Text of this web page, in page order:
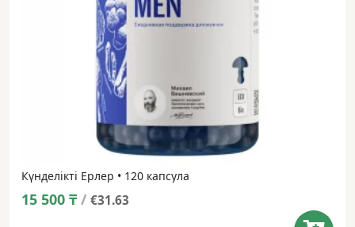
Күнделікті Ерлер • 120 капсула
15 500 ₸ / €31.63